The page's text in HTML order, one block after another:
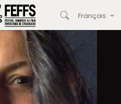
Français